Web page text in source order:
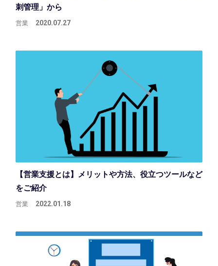
刺管理」から
営業 2020.07.27
【営業支援とは】メリットや方法、役立つツールなど
をご紹介
営業 2022.01.18